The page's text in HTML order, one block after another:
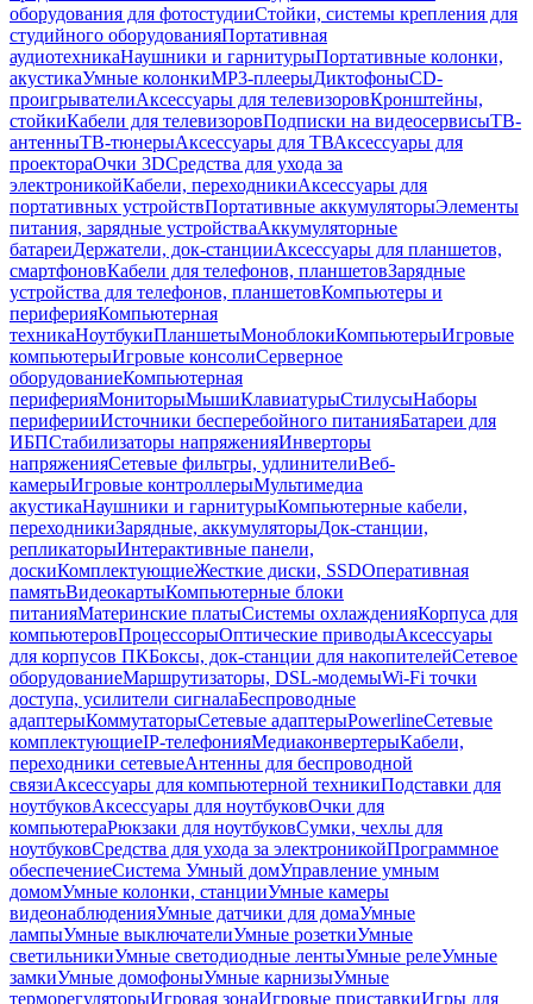
оборудования для фотостудииСтойки, системы крепления для
студийного оборудованияПортативная
аудиотехникаНаушники и гарнитурыПортативные колонки,
акустикаУмные колонкиMP3-плеерыДиктофоныCD-
проигрывателиАксессуары для телевизоровКронштейны,
стойкиКабели для телевизоровПодписки на видеосервисыТВ-
антенныТВ-тюнерыАксессуары для ТВАксессуары для
проектораОчки 3DСредства для ухода за
электроникойКабели, переходникиАксессуары для
портативных устройствПортативные аккумуляторыЭлементы
питания, зарядные устройстваАккумуляторные
батареиДержатели, док-станцииАксессуары для планшетов,
смартфоновКабели для телефонов, планшетовЗарядные
устройства для телефонов, планшетовКомпьютеры и
периферияКомпьютерная
техникаНоутбукиПланшетыМоноблокиКомпьютерыИгровые
компьютерыИгровые консолиСерверное
оборудованиеКомпьютерная
периферияМониторыМышиКлавиатурыСтилусыНаборы
периферииИсточники бесперебойного питанияБатареи для
ИБПСтабилизаторы напряженияИнверторы
напряженияСетевые фильтры, удлинителиВеб-
камерыИгровые контроллерыМультимедиа
акустикаНаушники и гарнитурыКомпьютерные кабели,
переходникиЗарядные, аккумуляторыДок-станции,
репликаторыИнтерактивные панели,
доскиКомплектующиеЖесткие диски, SSDОперативная
памятьВидеокартыКомпьютерные блоки
питанияМатеринские платыСистемы охлажденияКорпуса для
компьютеровПроцессорыОптические приводыАксессуары
для корпусов ПКБоксы, док-станции для накопителейСетевое
оборудованиеМаршрутизаторы, DSL-модемыWi-Fi точки
доступа, усилители сигналаБеспроводные
адаптерыКоммутаторыСетевые адаптерыPowerlineСетевые
комплектующиеIP-телефонияМедиаконвертерыКабели,
переходники сетевыеАнтенны для беспроводной
связиАксессуары для компьютерной техникиПодставки для
ноутбуковАксессуары для ноутбуковОчки для
компьютераРюкзаки для ноутбуковСумки, чехлы для
ноутбуковСредства для ухода за электроникойПрограммное
обеспечениеСистема Умный домУправление умным
домомУмные колонки, станцииУмные камеры
видеонаблюденияУмные датчики для домаУмные
лампыУмные выключателиУмные розеткиУмные
светильникиУмные светодиодные лентыУмные релеУмные
замкиУмные домофоныУмные карнизыУмные
терморегуляторыИгровая зонаИгровые приставкиИгры для